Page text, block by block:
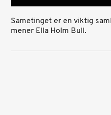
d
e
Sametinget er en viktig
mener Ella Holm Bull.